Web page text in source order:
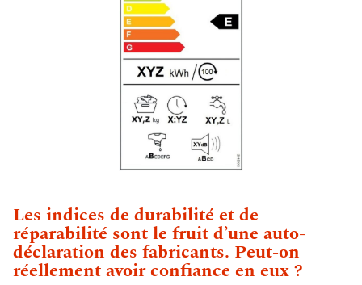
Les indices de durabilité et de
réparabilité sont le fruit d’une auto-
déclaration des fabricants. Peut-on
réellement avoir confiance en eux ?